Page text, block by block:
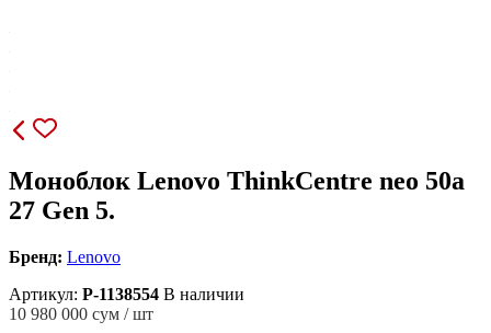
Моноблок Lenovo ThinkCentre neo 50a
27 Gen 5.
Бренд: Lenovo
Артикул: P-1138554 В наличии
10 980 000 сум / шт